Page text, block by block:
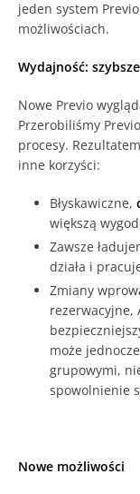
jeden system
możliwościach.
Wydajność:
Nowe Previo
Przerobiliśmy
procesy.
inne korzyści:
Błyskawiczne,
większą
Zawsze
działa i
Zmiany
rezerwacyjne,
może
grupowymi,
spowolnienie
Nowe możliwości